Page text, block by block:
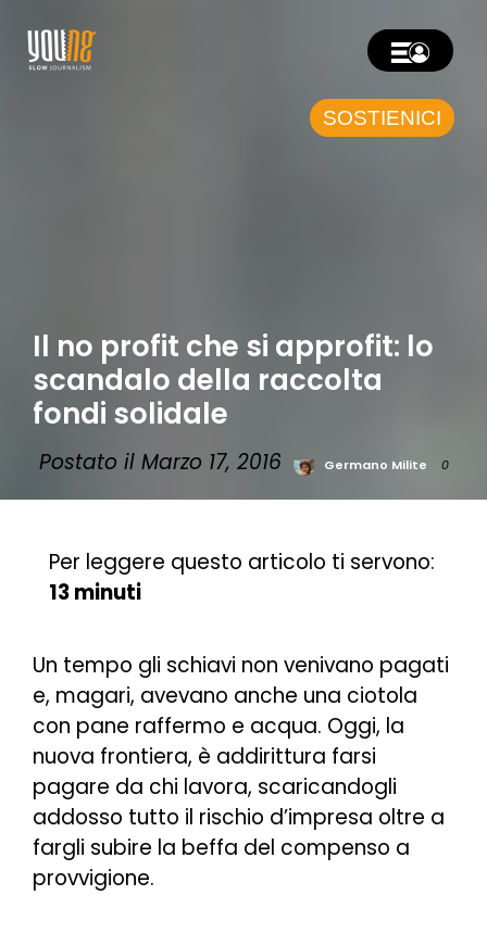
SOSTIENICI
Il no profit che si approfit: lo
scandalo della raccolta
fondi solidale
Postato il Marzo 17, 2016 Germano Milite 0
Per leggere questo articolo ti servono:
13 minuti
Un tempo gli schiavi non venivano pagati
e, magari, avevano anche una ciotola
con pane raffermo e acqua. Oggi, la
nuova frontiera, è addirittura farsi
pagare da chi lavora, scaricandogli
addosso tutto il rischio d’impresa oltre a
fargli subire la beffa del compenso a
provvigione.